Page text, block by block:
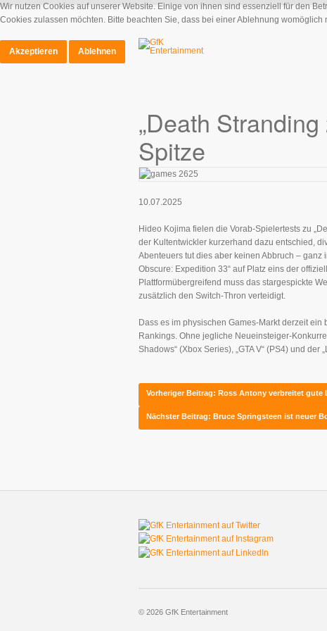
„Death
Spitze
10.07.2025
Hideo Kojima fielen die Vorab-Spielertests zu
der Kultentwickler kurzerhand dazu entschied,
Abenteuers tut dies aber keinen Abbruch – ganz
Obscure: Expedition 33“ auf Platz eins der
Plattformübergreifend muss das stargespickte
zusätzlich den Switch-Thron verteidigt.
Dass es im physischen Games-Markt derzeit
Rankings. Ohne jegliche Neueinsteiger-
Shadows“ (Xbox Series), „GTA V“ (PS4) und
Vorheriger Beitrag: Ross Antony verbreitet gute
Nächster Beitrag: Bruce Springsteen ist neuer
© 2026 GfK Entertainment
Wir nutzen Cookies auf unserer Website. Einige von ihnen sind essenziell für den
Cookies zulassen möchten. Bitte beachten Sie, dass bei einer Ablehnung
Akzeptieren
Ablehnen